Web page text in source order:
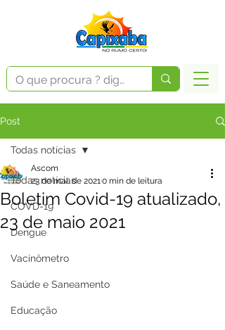
Post
Todas notícias
COVD-19
Dengue
Vacinômetro
Saúde e Saneamento
Educação
Todas notícias
Boletim Covid-19 atualizado,
23 de maio 2021
Ascom
23 de mai. de 20210 min de leitura